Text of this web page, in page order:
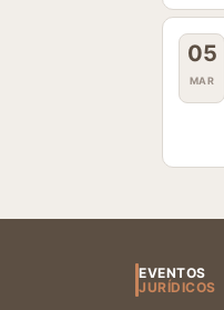
05
MAR
EVENTOS
JURÍDICOS